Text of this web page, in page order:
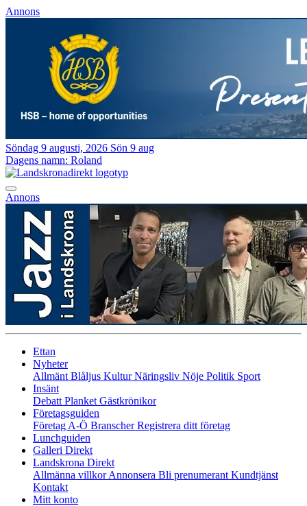
Annons
Söndag 9 augusti, 2026 Sön 9 aug
Dagens namn: Roland
Annons
Ettan
Nyheter
Allmänt Blåljus KulturNäringsliv Nöje Politik Sport
Insänt
Debatt Planket Gästkrönikor
Företagsguiden
Företag A-Ö BranscherRegistrera ditt företag
Lunchguiden
Galleri Direkt
Landskrona Direkt
Allmänna villkorAnnonsera Bli prenumerant Kundtjänst
Kontakt
Mitt konto